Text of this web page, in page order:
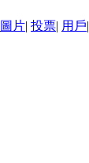
圖片| 投票| 用戶|